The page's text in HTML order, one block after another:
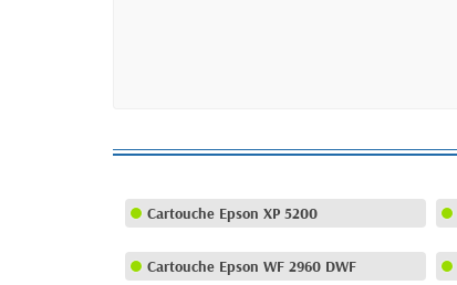
Cartouche Epson XP 5200
Cartouche Epson WF 2960 DWF